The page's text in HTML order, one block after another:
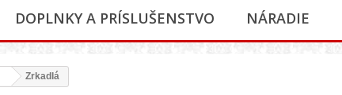
DOPLNKY A PRÍSLUŠENSTVO NÁRADIE
Zrkadlá